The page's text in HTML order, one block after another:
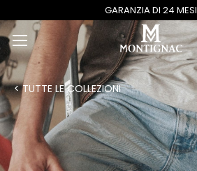
GARANZIA DI 24 MESI
< TUTTE LE COLLEZIONI